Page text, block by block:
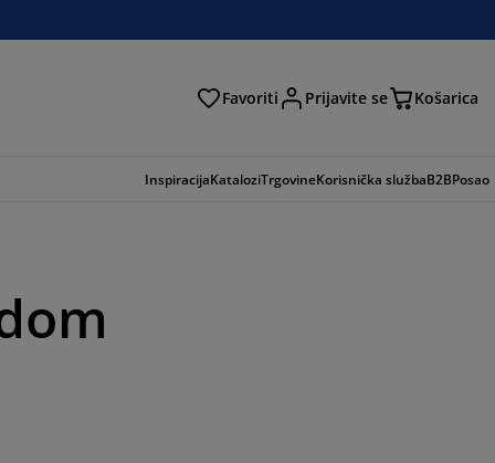
Favoriti Prijavite se Košarica
InspiracijaKataloziTrgovineKorisnička službaB2BPosao